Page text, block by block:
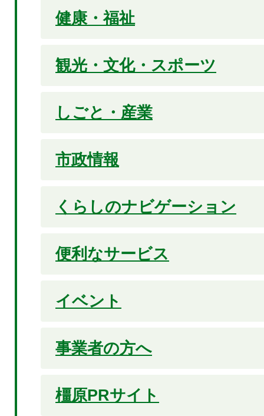
健康・福祉
観光・文化・スポーツ
しごと・産業
市政情報
くらしのナビゲーション
便利なサービス
イベント
事業者の方へ
橿原PRサイト